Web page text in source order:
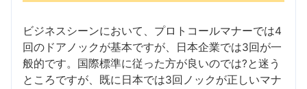
ビジネスシーンにおいて、プロトコールマナーでは4
回のドアノックが基本ですが、日本企業では3回が一
般的です。国際標準に従った方が良いのでは?と迷う
ところですが、既に日本では3回ノックが正しいマナ